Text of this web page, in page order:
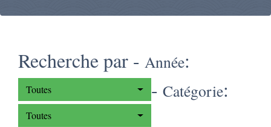
Recherche par - Année:
Toutes - Catégorie:
Toutes